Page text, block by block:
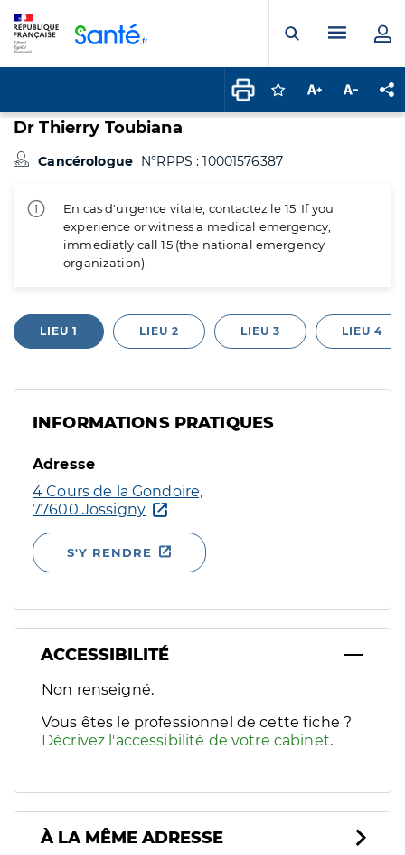
Ouvrir laMenu
Connectez-vous
Augmenter la
Dr Thierry Toubiana
Cancérologue N°RPPS : 10001576387
En cas d'urgence vitale, contactez le 15. If you
experience or witness a medical emergency,
immediatly call 15 (the national emergency
organization).
LIEU 1 LIEU 2 LIEU 3 LIEU 4
INFORMATIONS PRATIQUES
Adresse
4 Cours de la Gondoire,
77600 Jossigny
S'Y RENDRE
ACCESSIBILITÉ
Filtres
Sélectionnez un ou plusieurs handicaps/besoins
Non renseigné.
Vous êtes le professionnel de cette fiche ?
Décrivez l'accessibilité de votre cabinet.
À LA MÊME ADRESSE